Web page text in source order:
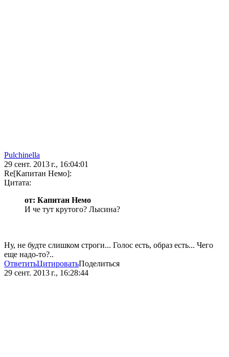
Pulchinella
29 сент. 2013 г., 16:04:01
Re[Капитан Немо]:
Цитата:
от: Капитан Немо
И че тут крутого? Лысина?
Ну, не будте слишком строги... Голос есть, образ есть... Чего
еще надо-то?..
ОтветитьЦитироватьПоделиться
29 сент. 2013 г., 16:28:44